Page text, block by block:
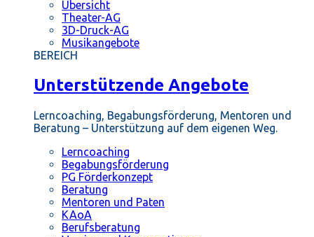
Übersicht
Theater-AG
3D-Druck-AG
Musikangebote
BEREICH
Unterstützende Angebote
Lerncoaching, Begabungsförderung, Mentoren und
Beratung – Unterstützung auf dem eigenen Weg.
Lerncoaching
Begabungsförderung
PG Förderkonzept
Beratung
Mentoren und Paten
KAoA
Berufsberatung